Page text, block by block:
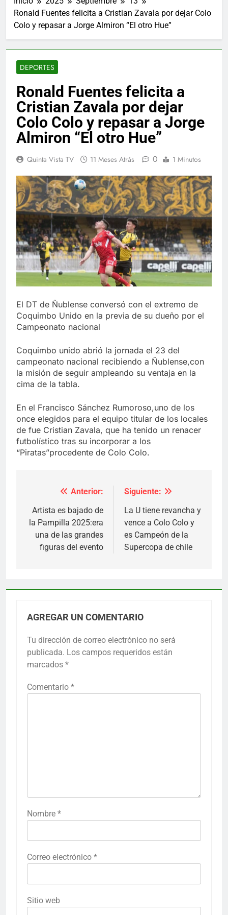
Ronald Fuentes felicita a Cristian Zavala por dejar Colo
Colo y repasar a Jorge Almiron “El otro Hue”
DEPORTES
Ronald Fuentes felicita a
Cristian Zavala por dejar
Colo Colo y repasar a Jorge
Almiron “El otro Hue”
Quinta Vista TV 11 Meses Atrás 0 1 Minutos
El DT de Ñublense conversó con el extremo de
Coquimbo Unido en la previa de su dueño por el
Campeonato nacional
Coquimbo unido abrió la jornada el 23 del
campeonato nacional recibiendo a Ñublense,con
la misión de seguir ampleando su ventaja en la
cima de la tabla.
En el Francisco Sánchez Rumoroso,uno de los
once elegidos para el equipo titular de los locales
de fue Cristian Zavala, que ha tenido un renacer
futbolístico tras su incorporar a los
“Piratas”procedente de Colo Colo.
Navegación
de
entradas
Anterior:
Artista es bajado de
la Pampilla 2025:era
una de las grandes
figuras del evento
Siguiente:
La U tiene revancha y
vence a Colo Colo y
es Campeón de la
Supercopa de chile
AGREGAR UN COMENTARIO
Tu dirección de correo electrónico no será
publicada. Los campos requeridos están
marcados *
Comentario *
Nombre *
Correo electrónico *
Sitio web